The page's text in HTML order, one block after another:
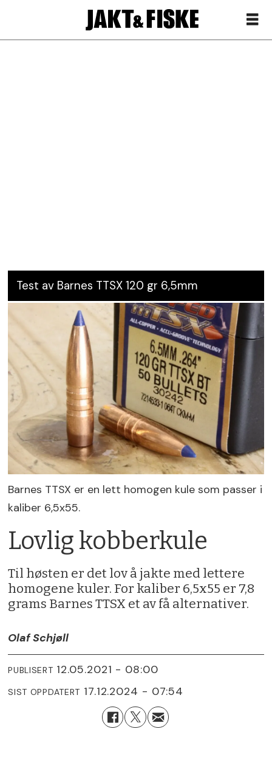
Test av Barnes TTSX 120 gr 6,5mm
Barnes TTSX er en lett homogen kule som passer i
kaliber 6,5x55.
Lovlig kobberkule
Til høsten er det lov å jakte med lettere
homogene kuler. For kaliber 6,5x55 er 7,8
grams Barnes TTSX et av få alternativer.
Olaf Schjøll
PUBLISERT 12.05.2021 - 08:00
SIST OPPDATERT 17.12.2024 - 07:54